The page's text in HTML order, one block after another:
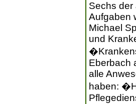
Sechs der
Aufgaben
Michael
und
Eberbach
alle
haben: